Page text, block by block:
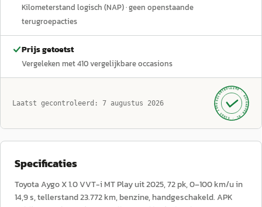
Kilometerstand logisch (NAP)· geen openstaande
terugroepacties
Prijs getoetst
Vergeleken met410vergelijkbare occasions
Laatst gecontroleerd: 7 augustus 2026 GECONTROLEERD ·
AUTOKOPEN.NL
· SINDS 1999 ·
Specificaties
Toyota Aygo X 1.0 VVT-i MT Play uit 2025, 72 pk, 0–100 km/u in
14,9 s, tellerstand 23.772 km, benzine, handgeschakeld. APK